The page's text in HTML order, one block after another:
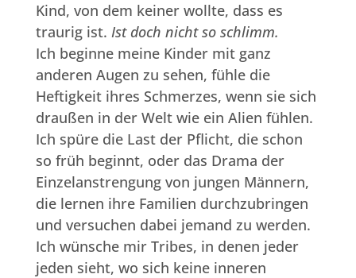
Kind, von dem keiner wollte, dass es
traurig ist. Ist doch nicht so schlimm.
Ich beginne meine Kinder mit ganz
anderen Augen zu sehen, fühle die
Heftigkeit ihres Schmerzes, wenn sie sich
draußen in der Welt wie ein Alien fühlen.
Ich spüre die Last der Pflicht, die schon
so früh beginnt, oder das Drama der
Einzelanstrengung von jungen Männern,
die lernen ihre Familien durchzubringen
und versuchen dabei jemand zu werden.
Ich wünsche mir Tribes, in denen jeder
jeden sieht, wo sich keine inneren